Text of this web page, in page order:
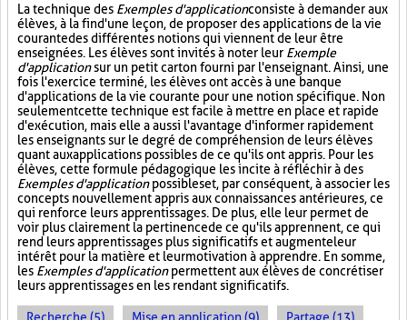
La technique des Exemples d'applicationconsiste à demander aux
élèves, à la fin d'une leçon, de proposer des applications de la vie
courante des différentes notions qui viennent de leur être
enseignées. Les élèves sont invités à noter leur Exemple
d'applicationsur un petit carton fourni par l'enseignant. Ainsi, une
fois l'exercice terminé, les élèves ont accès à une banque
d'applications de la vie courante pour une notion spécifique. Non
seulement cette technique est facile à mettre en place et rapide
d'exécution, mais elle a aussi l'avantage d'informer rapidement
les enseignants sur le degré de compréhension de leurs élèves
quant aux applications possibles de ce qu'ils ont appris. Pour les
élèves, cette formule pédagogique les incite à réfléchir à des
Exemples d'applicationpossibles et, par conséquent, à associer les
concepts nouvellement appris aux connaissances antérieures, ce
qui renforce leurs apprentissages. De plus, elle leur permet de
voir plus clairement la pertinence de ce qu'ils apprennent, ce qui
rend leurs apprentissages plus significatifs et augmente leur
intérêt pour la matière et leur motivation à apprendre. En somme,
les Exemples d'applicationpermettent aux élèves de concrétiser
leurs apprentissages en les rendant significatifs.